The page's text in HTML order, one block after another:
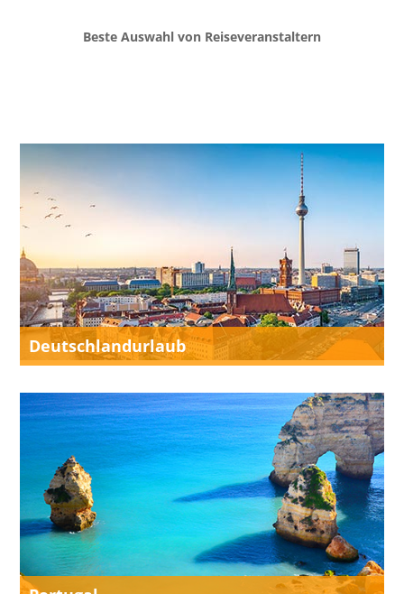
Beste Auswahl von Reiseveranstaltern
Deutschlandurlaub